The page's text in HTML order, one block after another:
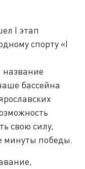
I этап
спорту «I
название
бассейна
свою силу,
минуты победы.